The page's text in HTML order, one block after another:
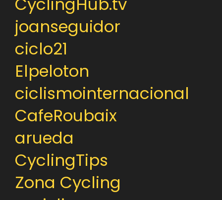
joanseguidor
ciclo21
Elpeloton
ciclismointernacional
CafeRoubaix
arueda
CyclingTips
Zona Cycling